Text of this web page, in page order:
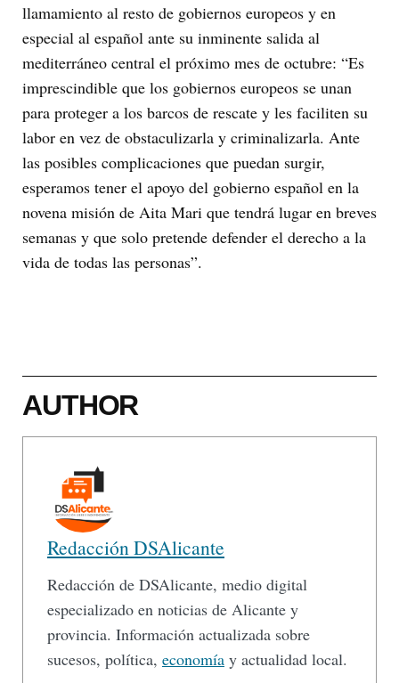
llamamiento al resto de gobiernos europeos y en
especial al español ante su inminente salida al
mediterráneo central el próximo mes de octubre: “Es
imprescindible que los gobiernos europeos se unan
para proteger a los barcos de rescate y les faciliten su
labor en vez de obstaculizarla y criminalizarla. Ante
las posibles complicaciones que puedan surgir,
esperamos tener el apoyo del gobierno español en la
novena misión de Aita Mari que tendrá lugar en breves
semanas y que solo pretende defender el derecho a la
vida de todas las personas”.
AUTHOR
Redacción DSAlicante
Redacción de DSAlicante, medio digital
especializado en noticias de Alicante y
provincia. Información actualizada sobre
sucesos, política, economía y actualidad local.